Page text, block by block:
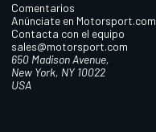
Comentarios
Anúnciate en Motorsport.com
Contacta con el equipo
sales@motorsport.com
650 Madison Avenue,
New York, NY 10022
USA